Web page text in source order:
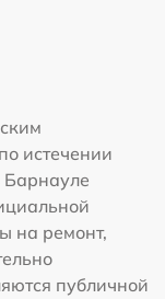
истечении
Барнауле
на ремонт,
публичной